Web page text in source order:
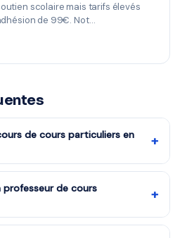
scolaire mais tarifs élevés
de 99€. Not…
de cours particuliers en
+
niveau 5ème reviennent
réduction d'impôts (soit
La mise en relation via mon-
de cours
+
en 2 minutes. Notre équipe